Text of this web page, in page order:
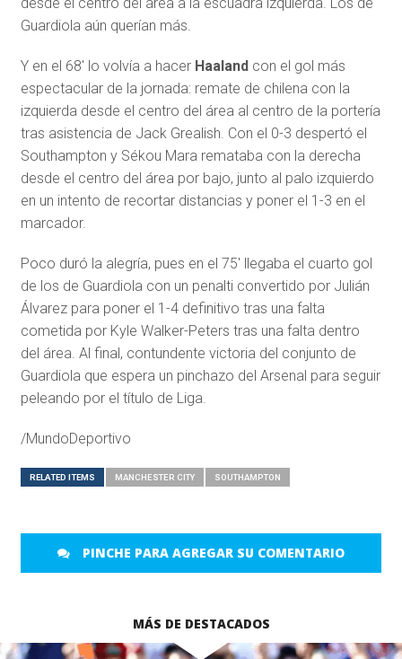
desde el centro del área a la escuadra izquierda. Los de
Guardiola aún querían más.
Y en el 68′ lo volvía a hacer Haaland con el gol más
espectacular de la jornada: remate de chilena con la
izquierda desde el centro del área al centro de la portería
tras asistencia de Jack Grealish. Con el 0-3 despertó el
Southampton y Sékou Mara remataba con la derecha
desde el centro del área por bajo, junto al palo izquierdo
en un intento de recortar distancias y poner el 1-3 en el
marcador.
Poco duró la alegría, pues en el 75′ llegaba el cuarto gol
de los de Guardiola con un penalti convertido por Julián
Álvarez para poner el 1-4 definitivo tras una falta
cometida por Kyle Walker-Peters tras una falta dentro
del área. Al final, contundente victoria del conjunto de
Guardiola que espera un pinchazo del Arsenal para seguir
peleando por el título de Liga.
/MundoDeportivo
RELATED ITEMS MANCHESTER CITY SOUTHAMPTON
PINCHE PARA AGREGAR SU COMENTARIO
MÁS DE DESTACADOS